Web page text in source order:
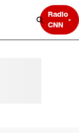
Radio
CNN